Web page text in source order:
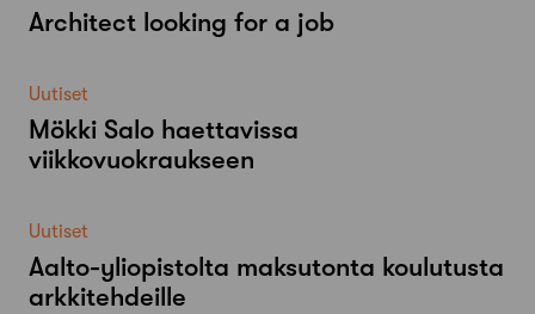
Architect looking for a job
Uutiset
Mökki Salo haettavissa
viikkovuokraukseen
Uutiset
Aalto-​yliopistolta maksutonta koulutusta
arkkitehdeille